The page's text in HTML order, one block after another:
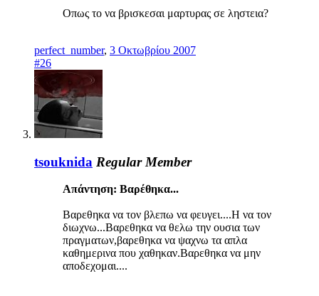
Οπως το να βρισκεσαι μαρτυρας σε ληστεια?
perfect_number, 3 Οκτωβρίου 2007
#26
tsouknida Regular Member
Απάντηση: Βαρέθηκα...
Bαρεθηκα να τον βλεπω να φευγει....Η να τον
διωχνω...Βαρεθηκα να θελω την ουσια των
πραγματων,βαρεθηκα να ψαχνω τα απλα
καθημερινα που χαθηκαν.Βαρεθηκα να μην
αποδεχομαι....